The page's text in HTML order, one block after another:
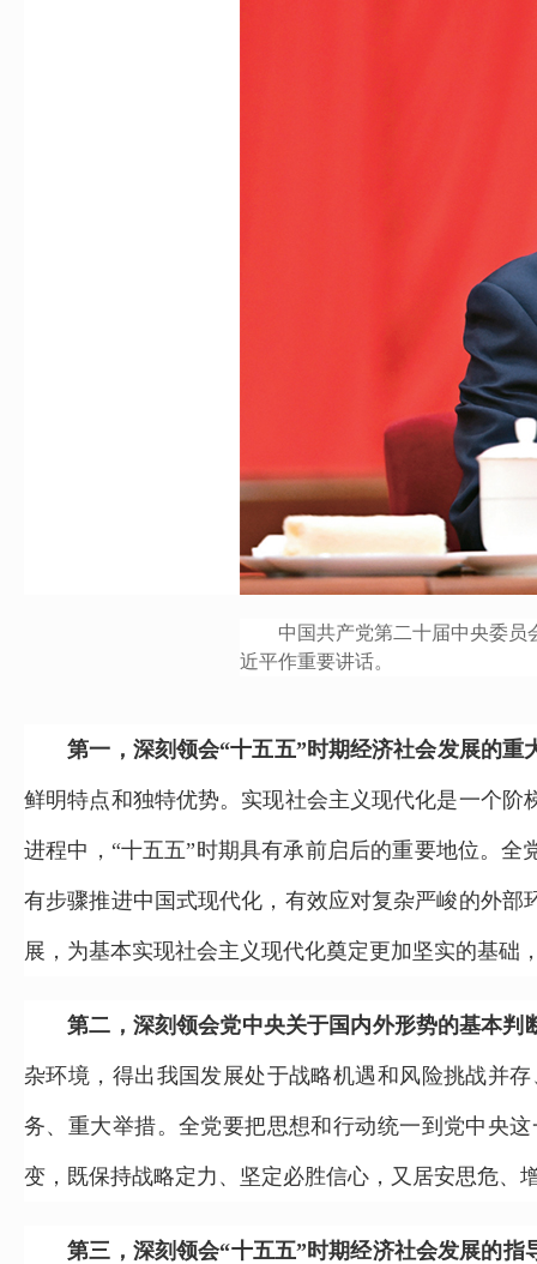
中国共产党第二十届中央委员会
近平作重要讲话。
第一，深刻领会“十五五”时期经济社会发展的重
鲜明特点和独特优势。实现社会主义现代化是一个
进程中，“十五五”时期具有承前启后的重要地位。
有步骤推进中国式现代化，有效应对复杂严峻的外
展，为基本实现社会主义现代化奠定更加坚实的基础
第二，深刻领会党中央关于国内外形势的基本判
杂环境，得出我国发展处于战略机遇和风险挑战并
务、重大举措。全党要把思想和行动统一到党中央
变，既保持战略定力、坚定必胜信心，又居安思危、
第三，深刻领会“十五五”时期经济社会发展的指